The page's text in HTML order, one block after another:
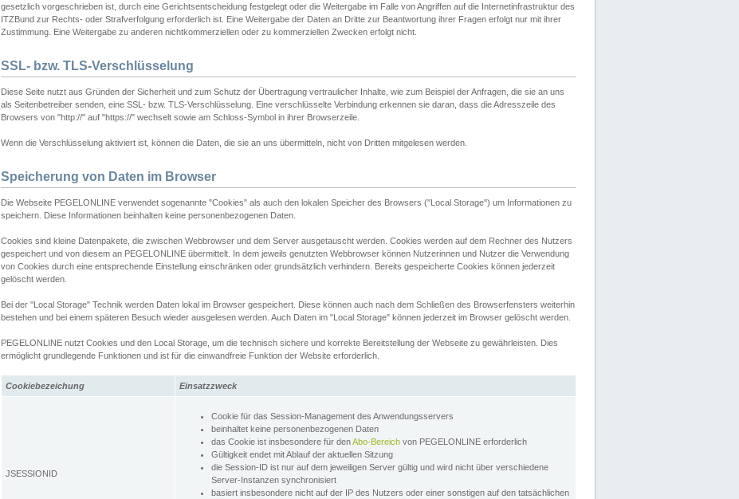
gesetzlich vorgeschrieben ist, durch eine Gerichtsentscheidung festgelegt oder die Weitergabe im Falle von Angriffen auf die Internetinfrastruktur des
ITZBund zur Rechts- oder Strafverfolgung erforderlich ist. Eine Weitergabe der Daten an Dritte zur Beantwortung ihrer Fragen erfolgt nur mit ihrer
Zustimmung. Eine Weitergabe zu anderen nichtkommerziellen oder zu kommerziellen Zwecken erfolgt nicht.
SSL- bzw. TLS-Verschlüsselung
Diese Seite nutzt aus Gründen der Sicherheit und zum Schutz der Übertragung vertraulicher Inhalte, wie zum Beispiel der Anfragen, die sie an uns
als Seitenbetreiber senden, eine SSL- bzw. TLS-Verschlüsselung. Eine verschlüsselte Verbindung erkennen sie daran, dass die Adresszeile des
Browsers von "http://" auf "https://" wechselt sowie am Schloss-Symbol in ihrer Browserzeile.
Wenn die Verschlüsselung aktiviert ist, können die Daten, die sie an uns übermitteln, nicht von Dritten mitgelesen werden.
Speicherung von Daten im Browser
Die Webseite PEGELONLINE verwendet sogenannte "Cookies" als auch den lokalen Speicher des Browsers ("Local Storage") um Informationen zu
speichern. Diese Informationen beinhalten keine personenbezogenen Daten.
Cookies sind kleine Datenpakete, die zwischen Webbrowser und dem Server ausgetauscht werden. Cookies werden auf dem Rechner des Nutzers
gespeichert und von diesem an PEGELONLINE übermittelt. In dem jeweils genutzten Webbrowser können Nutzerinnen und Nutzer die Verwendung
von Cookies durch eine entsprechende Einstellung einschränken oder grundsätzlich verhindern. Bereits gespeicherte Cookies können jederzeit
gelöscht werden.
Bei der "Local Storage" Technik werden Daten lokal im Browser gespeichert. Diese können auch nach dem Schließen des Browserfensters weiterhin
bestehen und bei einem späteren Besuch wieder ausgelesen werden. Auch Daten im "Local Storage" können jederzeit im Browser gelöscht werden.
PEGELONLINE nutzt Cookies und den Local Storage, um die technisch sichere und korrekte Bereitstellung der Webseite zu gewährleisten. Dies
ermöglicht grundlegende Funktionen und ist für die einwandfreie Funktion der Website erforderlich.
Cookiebezeichung Einsatzzweck
JSESSIONID
Cookie für das Session-Management des Anwendungsservers
beinhaltet keine personenbezogenen Daten
das Cookie ist insbesondere für denAbo-Bereich von PEGELONLINE erforderlich
Gültigkeit endet mit Ablauf der aktuellen Sitzung
die Session-ID ist nur auf dem jeweiligen Server gültig und wird nicht über verschiedene
Server-Instanzen synchronisiert
basiert insbesondere nicht auf der IP des Nutzers oder einer sonstigen auf den tatsächlichen